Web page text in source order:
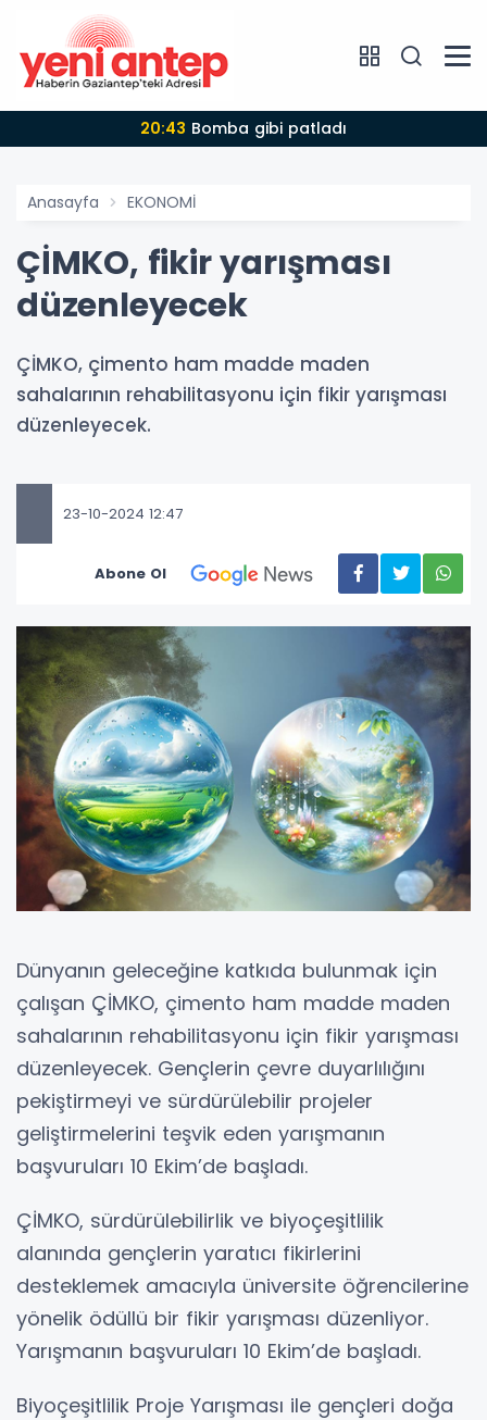
20:43 Bomba gibi patladı
Anasayfa EKONOMİ
ÇİMKO, fikir yarışması
düzenleyecek
ÇİMKO, çimento ham madde maden
sahalarının rehabilitasyonu için fikir yarışması
düzenleyecek.
23-10-2024 12:47
Abone Ol
Dünyanın geleceğine katkıda bulunmak için
çalışan ÇİMKO, çimento ham madde maden
sahalarının rehabilitasyonu için fikir yarışması
düzenleyecek. Gençlerin çevre duyarlılığını
pekiştirmeyi ve sürdürülebilir projeler
geliştirmelerini teşvik eden yarışmanın
başvuruları 10 Ekim’de başladı.
ÇİMKO, sürdürülebilirlik ve biyoçeşitlilik
alanında gençlerin yaratıcı fikirlerini
desteklemek amacıyla üniversite öğrencilerine
yönelik ödüllü bir fikir yarışması düzenliyor.
Yarışmanın başvuruları 10 Ekim’de başladı.
Biyoçeşitlilik Proje Yarışması ile gençleri doğa